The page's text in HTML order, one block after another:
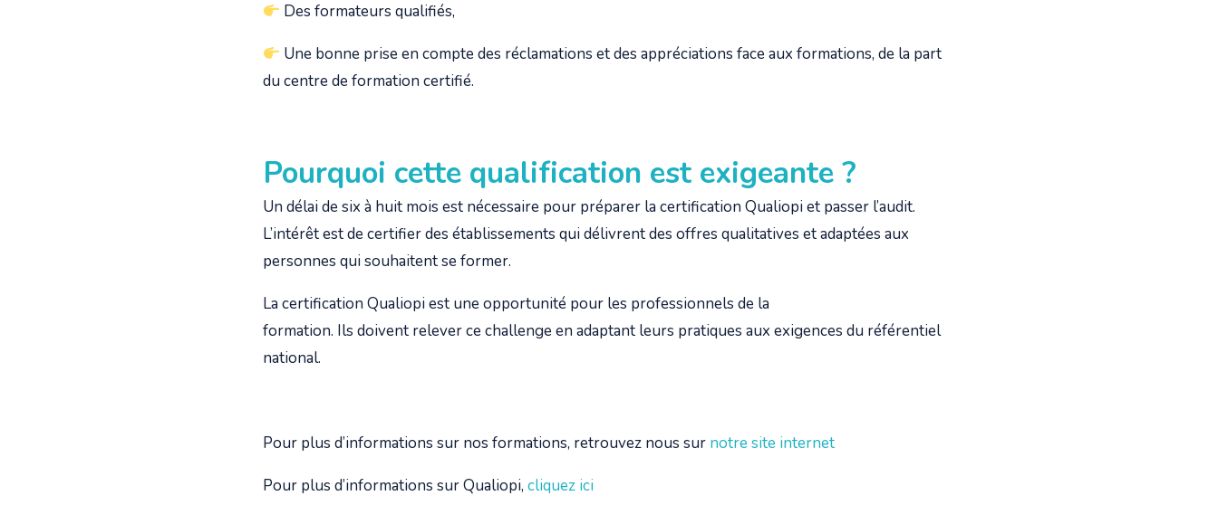
Des formateurs qualifiés,
Une bonne prise en compte des réclamations et des appréciations face aux formations, de la part
du centre de formation certifié.
Pourquoi cette qualification est exigeante ?
Un délai de six à huit mois est nécessaire pour préparer la certification Qualiopi et passer l’audit.
L’intérêt est de certifier des établissements qui délivrent des offres qualitatives et adaptées aux
personnes qui souhaitent se former.
La certification Qualiopi est une opportunité pour les professionnels de la
formation. Ils doivent relever ce challenge en adaptant leurs pratiques aux exigences du référentiel
national.
Pour plus d’informations sur nos formations, retrouvez nous sur notre site internet
Pour plus d’informations sur Qualiopi, cliquez ici